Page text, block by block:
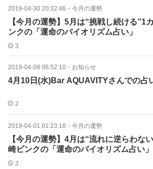
2019-04-30 20:32:46 ・ 今月の運勢
【今月の運勢】5月は“挑戦し続ける
ンクの「運命のバイオリズム占い」
3
2019-04-08 06:52:10 ・ お知らせ
4月10日(水)Bar AQUAVITYさんでの占
2
2019-04-01 01:23:18 ・ 今月の運勢
【今月の運勢】4月は“流れに逆らわ
崎ピンクの「運命のバイオリズム占い」
3